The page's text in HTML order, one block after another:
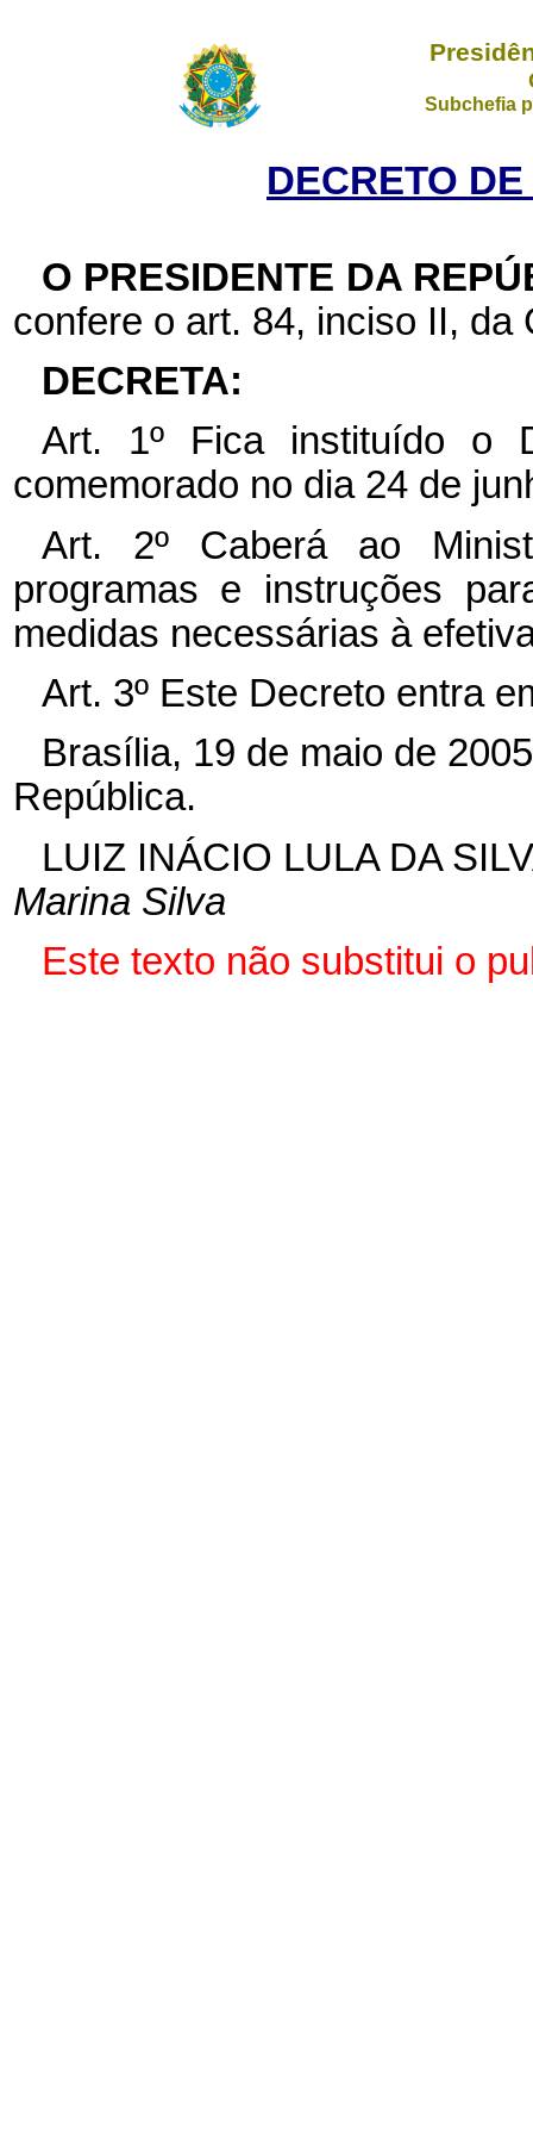
Subchefia
DECRETO
O PRESIDENTE DA
confere o art. 84, inciso II, da
DECRETA:
Art. 1º Fica instituído o
comemorado no dia 24 de
Art. 2º Caberá ao
programas e instruções
medidas necessárias à
Art. 3º Este Decreto entra
Brasília, 19 de maio de
República.
LUIZ INÁCIO LULA DA
Marina Silva
Este texto não substitui o